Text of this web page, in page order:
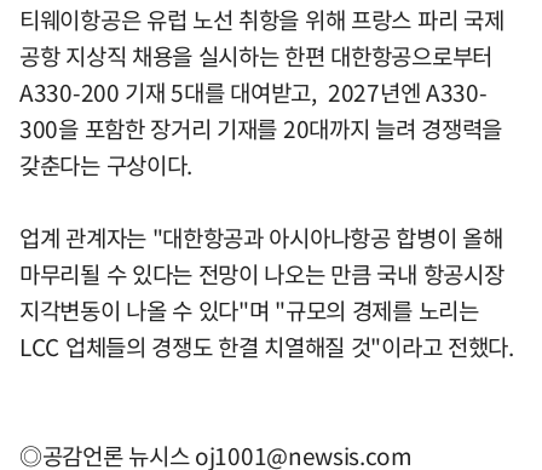
티웨이항공은 유럽 노선 취항을 위해 프랑스 파리 국제
공항 지상직 채용을 실시하는 한편 대한항공으로부터
A330-200 기재 5대를 대여받고, 2027년엔 A330-
300을 포함한 장거리 기재를 20대까지 늘려 경쟁력을
갖춘다는 구상이다.
업계 관계자는 "대한항공과 아시아나항공 합병이 올해
마무리될 수 있다는 전망이 나오는 만큼 국내 항공시장
지각변동이 나올 수 있다"며 "규모의 경제를 노리는
LCC 업체들의 경쟁도 한결 치열해질 것"이라고 전했다.
◎공감언론 뉴시스oj1001@newsis.com